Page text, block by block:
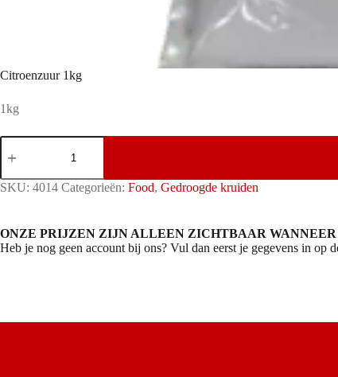
Citroenzuur 1kg
1kg
Citroenzuur
1kg
SKU: 4014 Categorieën: Food, Gedroogde kruiden
ONZE PRIJZEN ZIJN ALLEEN ZICHTBAAR
Heb je nog geen account bij ons? Vul dan eerst je gegevens in op